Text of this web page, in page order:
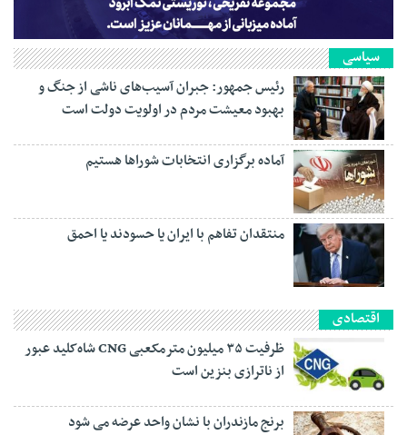
سیاسی
رئیس جمهور: جبران آسیب‌های ناشی از جنگ و
بهبود معیشت مردم در اولویت دولت است
آماده برگزاری انتخابات شورا‌ها هستیم
منتقدان تفاهم با ایران یا حسودند یا احمق
اقتصادی
ظرفیت ۳۵ میلیون مترمکعبی CNG شاه‌کلید عبور
از ناترازی بنزین است
برنج مازندران با نشان واحد عرضه می شود